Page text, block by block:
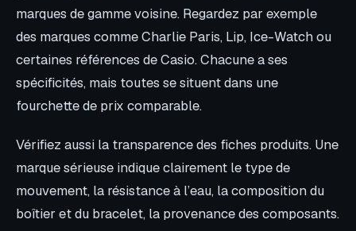
marques de gamme voisine. Regardez par exemple
des marques comme Charlie Paris, Lip, Ice-Watch ou
certaines références de Casio. Chacune a ses
spécificités, mais toutes se situent dans une
fourchette de prix comparable.
Vérifiez aussi la transparence des fiches produits. Une
marque sérieuse indique clairement le type de
mouvement, la résistance à l’eau, la composition du
boîtier et du bracelet, la provenance des composants.